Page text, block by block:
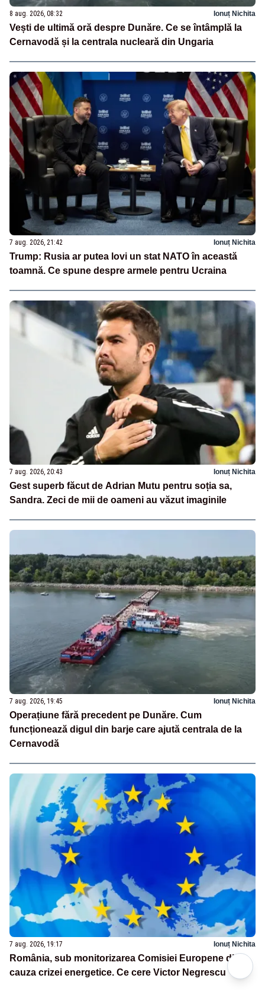
8 aug. 2026, 08:32 Ionuț Nichita
Vești de ultimă oră despre Dunăre. Ce se întâmplă la
Cernavodă și la centrala nucleară din Ungaria
7 aug. 2026, 21:42 Ionuț Nichita
Trump: Rusia ar putea lovi un stat NATO în această
toamnă. Ce spune despre armele pentru Ucraina
7 aug. 2026, 20:43 Ionuț Nichita
Gest superb făcut de Adrian Mutu pentru soția sa,
Sandra. Zeci de mii de oameni au văzut imaginile
7 aug. 2026, 19:45 Ionuț Nichita
Operațiune fără precedent pe Dunăre. Cum
funcționează digul din barje care ajută centrala de la
Cernavodă
7 aug. 2026, 19:17 Ionuț Nichita
România, sub monitorizarea Comisiei Europene din
cauza crizei energetice. Ce cere Victor Negrescu